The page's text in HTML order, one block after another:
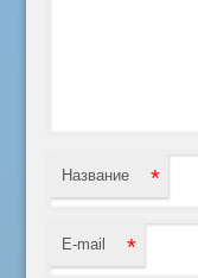
Название *
E-mail *